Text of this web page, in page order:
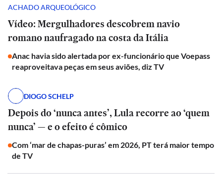
ACHADO ARQUEOLÓGICO
Vídeo: Mergulhadores descobrem navio
romano naufragado na costa da Itália
Anac havia sido alertada por ex-funcionário que Voepass
reaproveitava peças em seus aviões, diz TV
DIOGO SCHELP
Depois do ‘nunca antes’, Lula recorre ao ‘quem
nunca’ — e o efeito é cômico
Com ‘mar de chapas-puras’ em 2026, PT terá maior tempo
de TV